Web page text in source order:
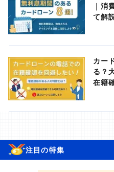
｜消
て解
カー
る？
在籍
注目の特集